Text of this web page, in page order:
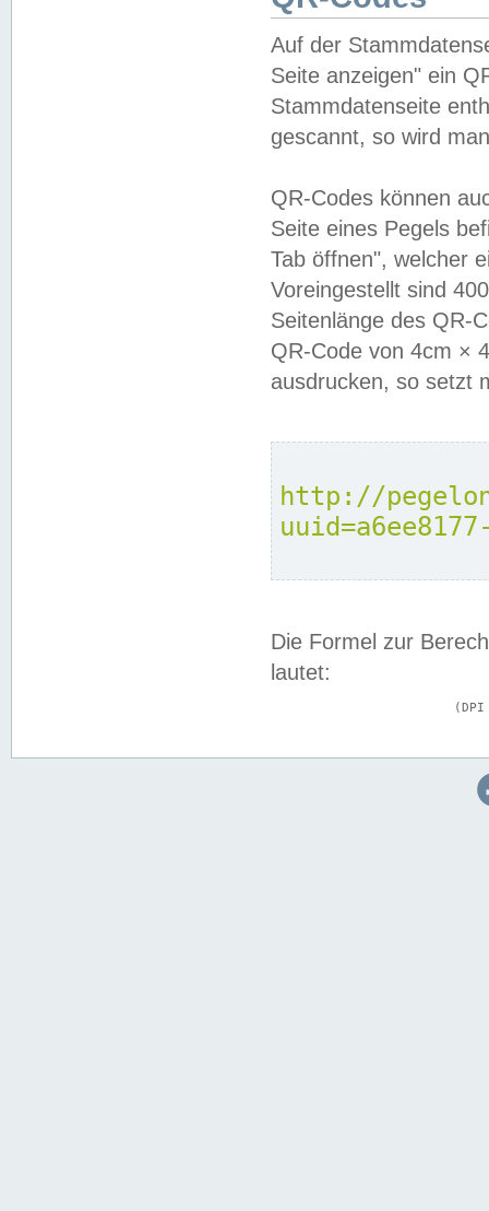
Auf der
Seite anzeigen" ein
Stammdatenseite
gescannt, so wird
QR-Codes können
Seite eines Pegels
Tab öffnen", welcher
Voreingestellt sind
Seitenlänge des QR-
QR-Code von 4cm ×
ausdrucken, so setzt
http://
Die Formel zur
lautet: